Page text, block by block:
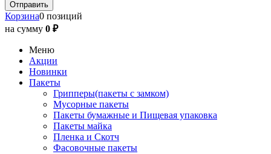
Корзина0 позиций
на сумму 0 ₽
Меню
Акции
Новинки
Пакеты
Грипперы(пакеты с замком)
Мусорные пакеты
Пакеты бумажные и Пищевая упаковка
Пакеты майка
Пленка и Скотч
Фасовочные пакеты